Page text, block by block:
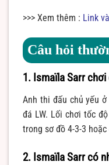
>>> Xem thêm : Link
Câu hỏi
1. Ismaïla Sarr
Anh thi đấu chủ yếu
đá LW. Lối chơi tốc
trong sơ đồ 4-3-3 hoặc
2. Ismaïla Sarr có